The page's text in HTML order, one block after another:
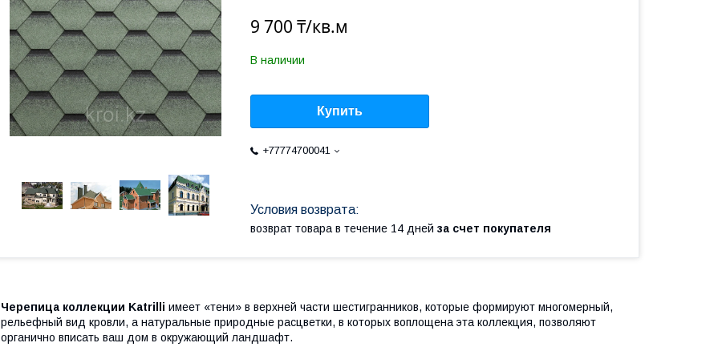
9 700 ₸/кв.м
В наличии
Купить
+77774700041
возврат товара в течение 14 дней за счет покупателя
Черепица коллекции Katrilli имеет «тени» в верхней части шестигранников, которые формируют многомерный,
рельефный вид кровли, а натуральные природные расцветки, в которых воплощена эта коллекция, позволяют
органично вписать ваш дом в окружающий ландшафт.